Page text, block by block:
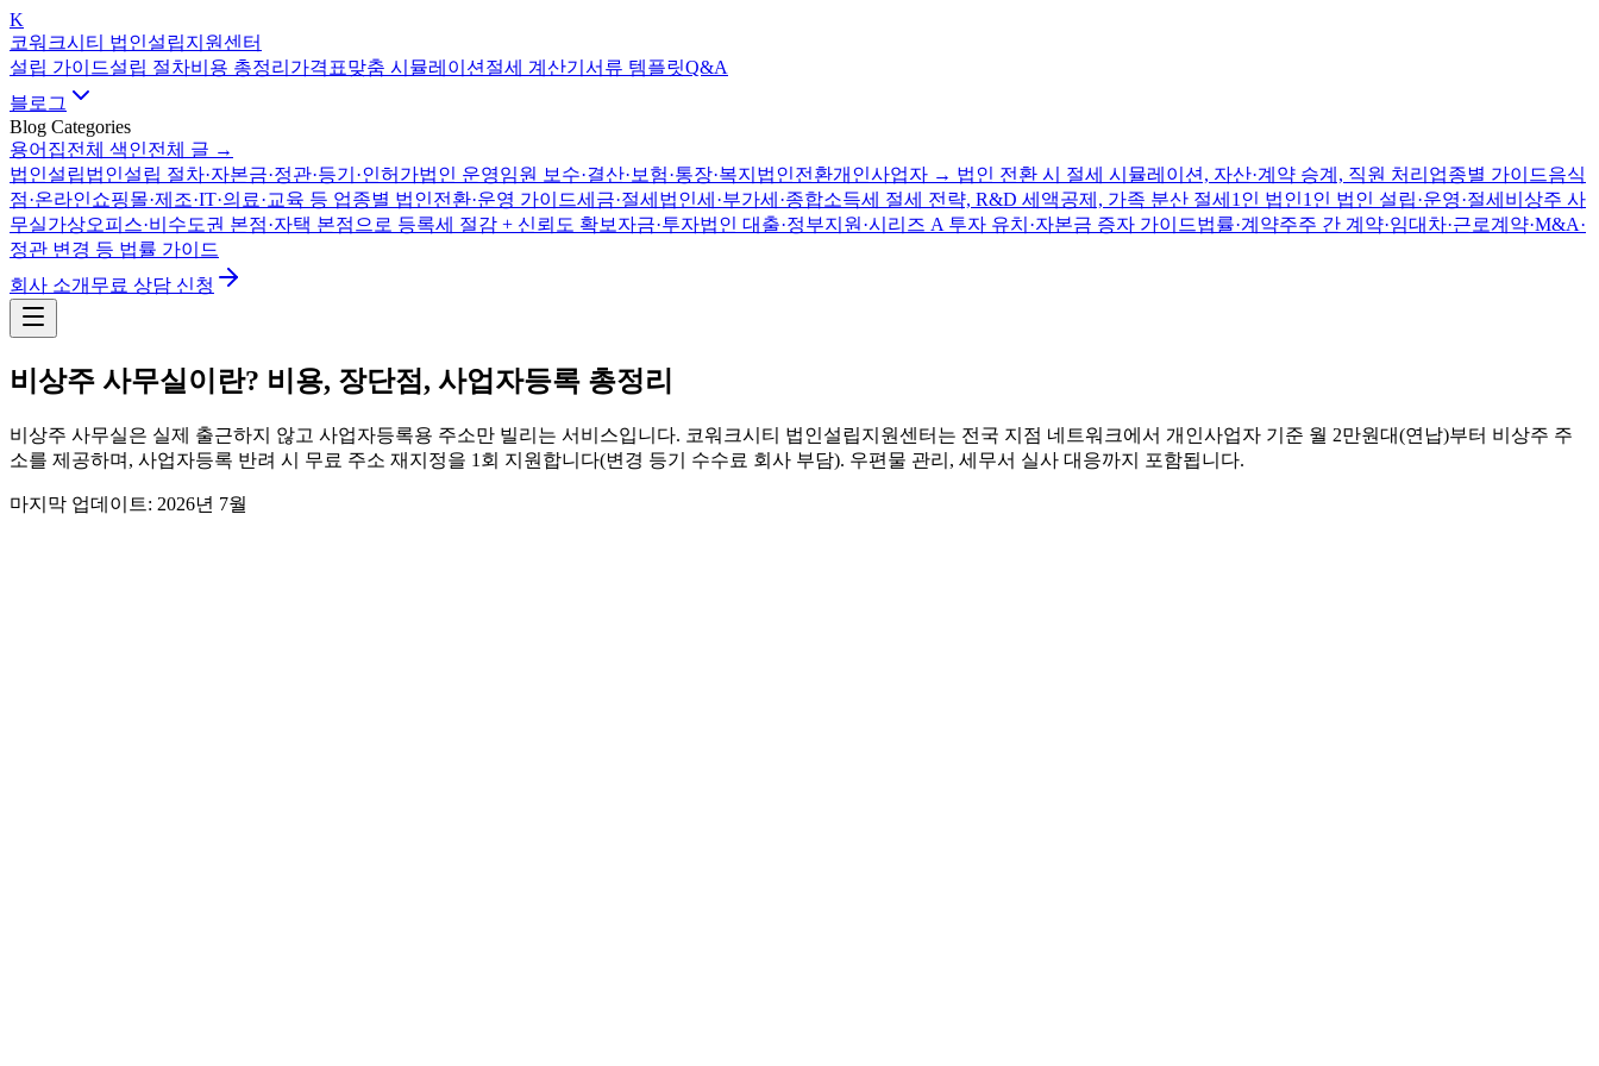
K
코워크시티 법인설립지원센터
설립 가이드설립 절차비용 총정리 가격표맞춤 시뮬레이션 절세 계산기 서류 템플릿Q&A
블로그
Blog Categories
용어집전체 색인전체 글 →
법인설립법인설립 절차·자본금·정관·등기·인허가법인 운영임원 보수·결산·보험·통장·복지 법인전환개인사업자 → 법인 전환 시 절세 시뮬레이션, 자산·계약 승계, 직원 처리 업종별 가이드음식
점·온라인쇼핑몰·제조·IT·의료·교육 등 업종별 법인전환·운영 가이드세금·절세 법인세·부가세·종합소득세 절세 전략, R&D 세액공제, 가족 분산 절세 1인 법인1인 법인 설립·운영·절세 비상주 사
무실가상오피스·비수도권 본점·자택 본점으로 등록세 절감 + 신뢰도 확보 자금·투자법인 대출·정부지원·시리즈 A 투자 유치·자본금 증자 가이드법률·계약주주 간 계약·임대차·근로계약·M&A·
정관 변경 등 법률 가이드
회사 소개 무료 상담 신청
비상주 사무실이란? 비용, 장단점, 사업자등록 총정리
비상주 사무실은 실제 출근하지 않고 사업자등록용 주소만 빌리는 서비스입니다. 코워크시티 법인설립지원센터는 전국 지점 네트워크에서 개인사업자 기준 월 2만원대(연납)부터 비상주 주
소를 제공하며, 사업자등록 반려 시 무료 주소 재지정을 1회 지원합니다(변경 등기 수수료 회사 부담). 우편물 관리, 세무서 실사 대응까지 포함됩니다.
마지막 업데이트: 2026년 7월